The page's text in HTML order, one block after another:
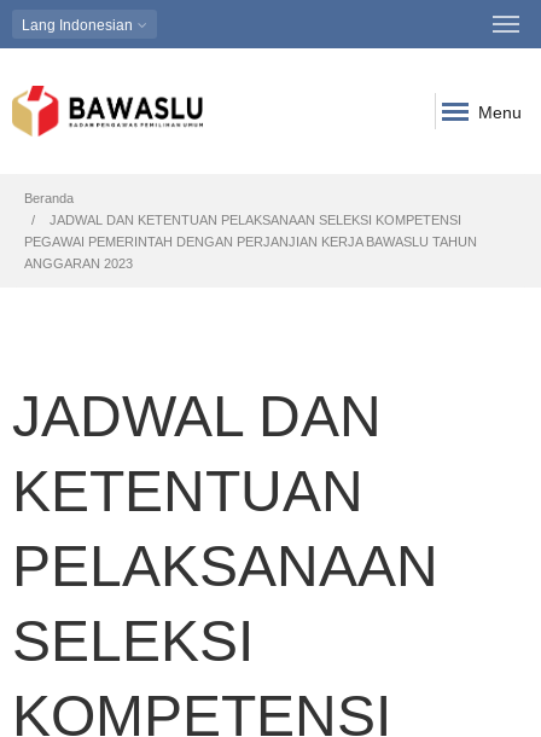
Lang Indonesian
Menu
Breadcrumb
Beranda
JADWAL DAN KETENTUAN PELAKSANAAN SELEKSI KOMPETENSI
PEGAWAI PEMERINTAH DENGAN PERJANJIAN KERJA BAWASLU TAHUN
ANGGARAN 2023
JADWAL DAN
KETENTUAN
PELAKSANAAN
SELEKSI
KOMPETENSI